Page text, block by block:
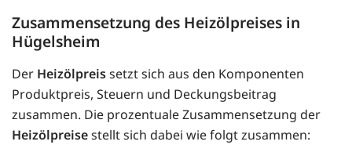
Zusammensetzung des Heizölpreises in
Hügelsheim
Der Heizölpreissetzt sich aus den Komponenten
Produktpreis, Steuern und Deckungsbeitrag
zusammen. Die prozentuale Zusammensetzung der
Heizölpreisestellt sich dabei wie folgt zusammen: